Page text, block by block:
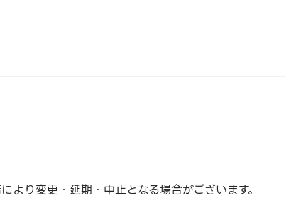
より変更・延期・中止となる場合がございます。